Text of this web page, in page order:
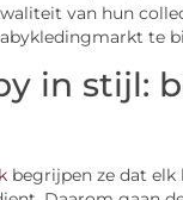
van hun
te
in stijl:
begrijpen ze dat elk